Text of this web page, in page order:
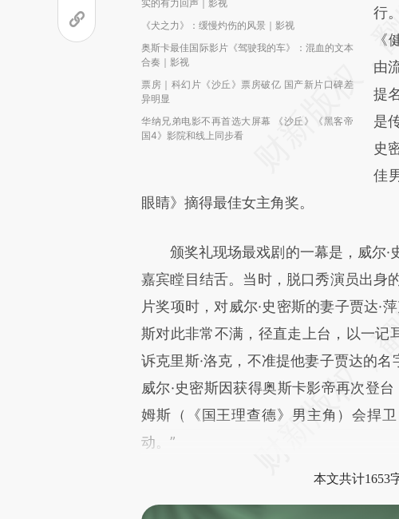
实的有力回声｜影视
《犬之力》：缓慢灼伤的风景｜影视
奥斯卡最佳国际影片《驾驶我的车》：混血的文本
合奏｜影视
票房｜科幻片《沙丘》票房破亿 国产新片口碑差
异明显
华纳兄弟电影不再首选大屏幕 《沙丘》《黑客帝
国4》影院和线上同步看
成
新
对
行
《
由
提
是
史
佳
眼睛》摘得最佳女主角奖。
颁奖礼现场最戏剧的一幕是，威尔·
嘉宾瞠目结舌。当时，脱口秀演员出身
片奖项时，对威尔·史密斯的妻子贾达·
斯对此非常不满，径直走上台，以一记
诉克里斯·洛克，不准提他妻子贾达的
威尔·史密斯因获得奥斯卡影帝再次登
姆斯（《国王理查德》男主角）会捍
动。”
本文共计1653